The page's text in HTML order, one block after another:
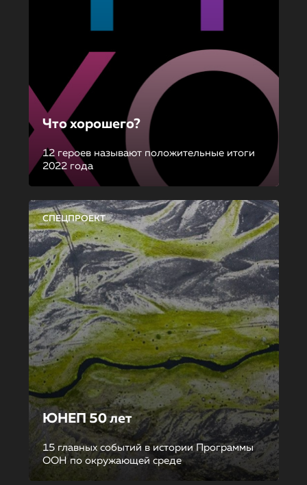
Что хорошего?
12 героев называют положительные итоги
2022 года
СПЕЦПРОЕКТ
ЮНЕП 50 лет
15 главных событий в истории Программы
ООН по окружающей среде